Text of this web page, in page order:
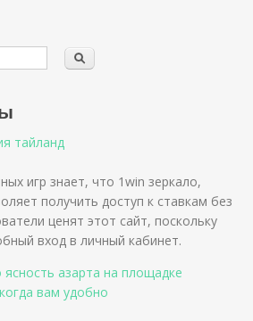
тайланд
игр знает, что 1win зеркало,
получить доступ к ставкам без
ценят этот сайт, поскольку
вход в личный кабинет.
ясность азарта на площадке
вам удобно